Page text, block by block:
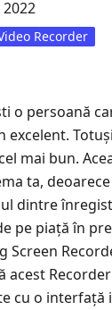
Recorder
o persoană
mai bun.
ta,
dintre
pe piață în
Screen
acest
cu o interfață